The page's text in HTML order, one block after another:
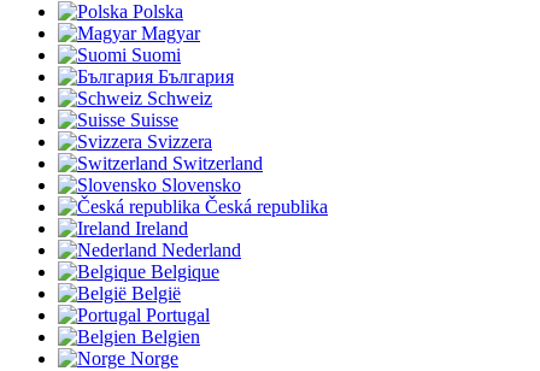
Polska
Magyar
Suomi
България
Schweiz
Suisse
Svizzera
Switzerland
Slovensko
Česká republika
Ireland
Nederland
Belgique
België
Portugal
Belgien
Norge